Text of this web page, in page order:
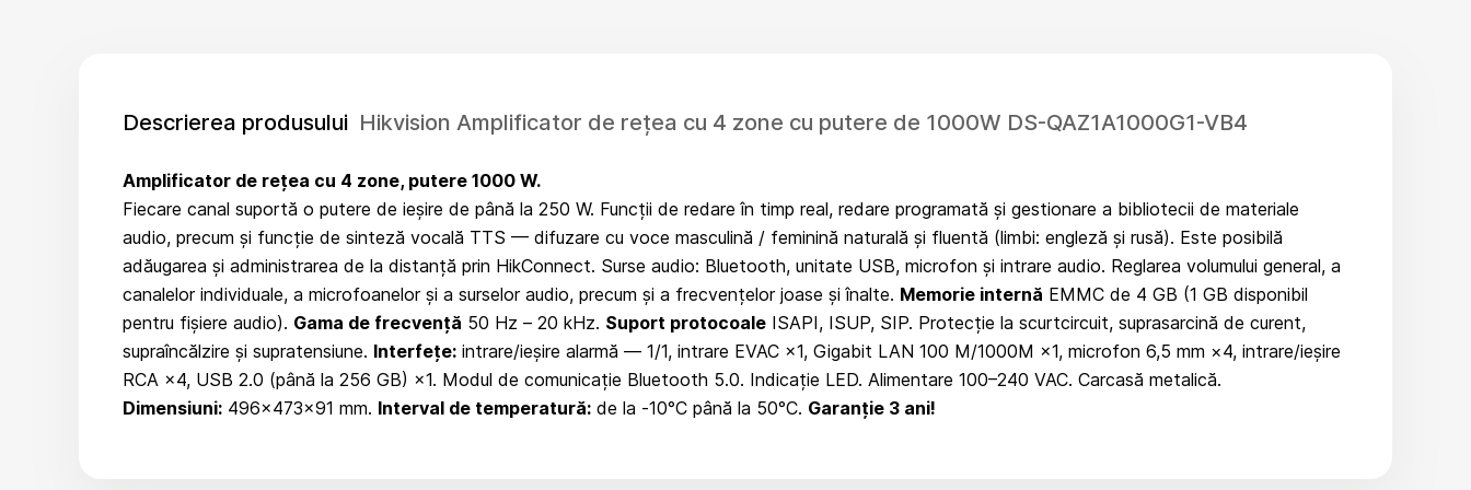
Descrierea produsului Hikvision Amplificator de rețea cu 4 zone cu putere de 1000W DS-QAZ1A1000G1-VB4
Amplificator de rețea cu 4 zone, putere 1000 W.
Fiecare canal suportă o putere de ieșire de până la 250 W. Funcții de redare în timp real, redare programată și gestionare a bibliotecii de materiale
audio, precum și funcție de sinteză vocală TTS — difuzare cu voce masculină / feminină naturală și fluentă (limbi: engleză și rusă). Este posibilă
adăugarea și administrarea de la distanță prin HikConnect. Surse audio: Bluetooth, unitate USB, microfon și intrare audio. Reglarea volumului general, a
canalelor individuale, a microfoanelor și a surselor audio, precum și a frecvențelor joase și înalte. Memorie internă EMMC de 4 GB (1 GB disponibil
pentru fișiere audio). Gama de frecvență 50 Hz – 20 kHz. Suport protocoale ISAPI, ISUP, SIP. Protecție la scurtcircuit, suprasarcină de curent,
supraîncălzire și supratensiune. Interfețe: intrare/ieșire alarmă — 1/1, intrare EVAC ×1, Gigabit LAN 100 M/1000M ×1, microfon 6,5 mm ×4, intrare/ieșire
RCA ×4, USB 2.0 (până la 256 GB) ×1. Modul de comunicație Bluetooth 5.0. Indicație LED. Alimentare 100–240 VAC. Carcasă metalică.
Dimensiuni: 496×473×91 mm. Interval de temperatură: de la -10°C până la 50°C. Garanție 3 ani!